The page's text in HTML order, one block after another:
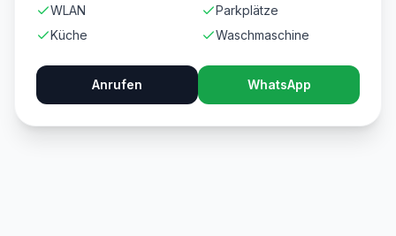
WLAN
Parkplätze
Küche
Waschmaschine
Anrufen WhatsApp